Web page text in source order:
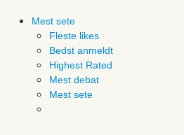
Mest sete
Fleste likes
Bedst anmeldt
Highest Rated
Mest debat
Mest sete